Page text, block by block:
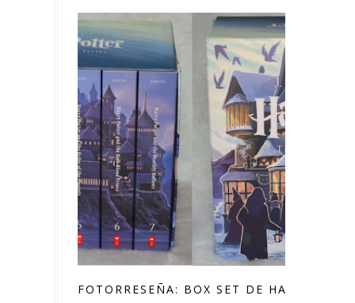
FOTORRESEÑA: BOX SET DE HARRY